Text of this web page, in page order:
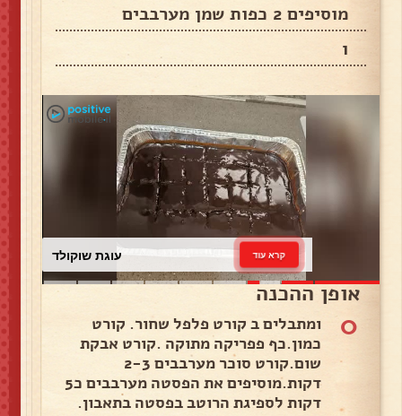
מוסיפים 2 כפות שמן מערבבים
ו
עוגת שוקולד קרא עוד
אופן ההכנה
0
ומתבלים ב קורט פלפל שחור. קורט
כמון.כף פפריקה מתוקה .קורט אבקת
שום.קורט סוכר מערבבים 2-3
דקות.מוסיפים את הפסטה מערבבים כ5
דקות לספיגת הרוטב בפסטה בתאבון.